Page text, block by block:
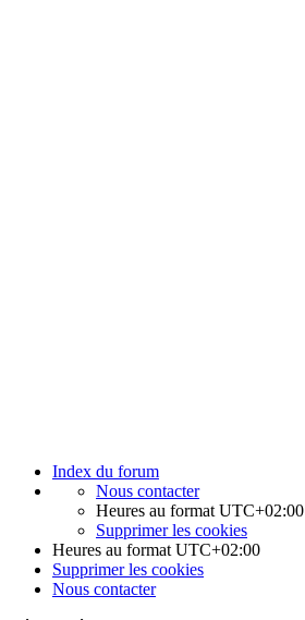
Index du forum
Nous contacter
Heures au format UTC+02:00
Supprimer les cookies
Heures au format UTC+02:00
Supprimer les cookies
Nous contacter